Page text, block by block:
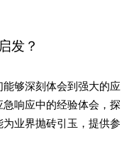
发？
够深刻体会到强大的应
响应中的经验体会，探
业界抛砖引玉，提供参